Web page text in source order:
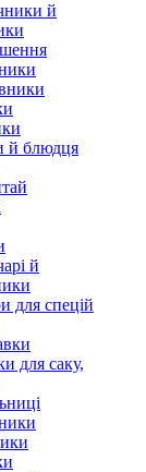
й
й блюдця
й
для спецій
для саку,